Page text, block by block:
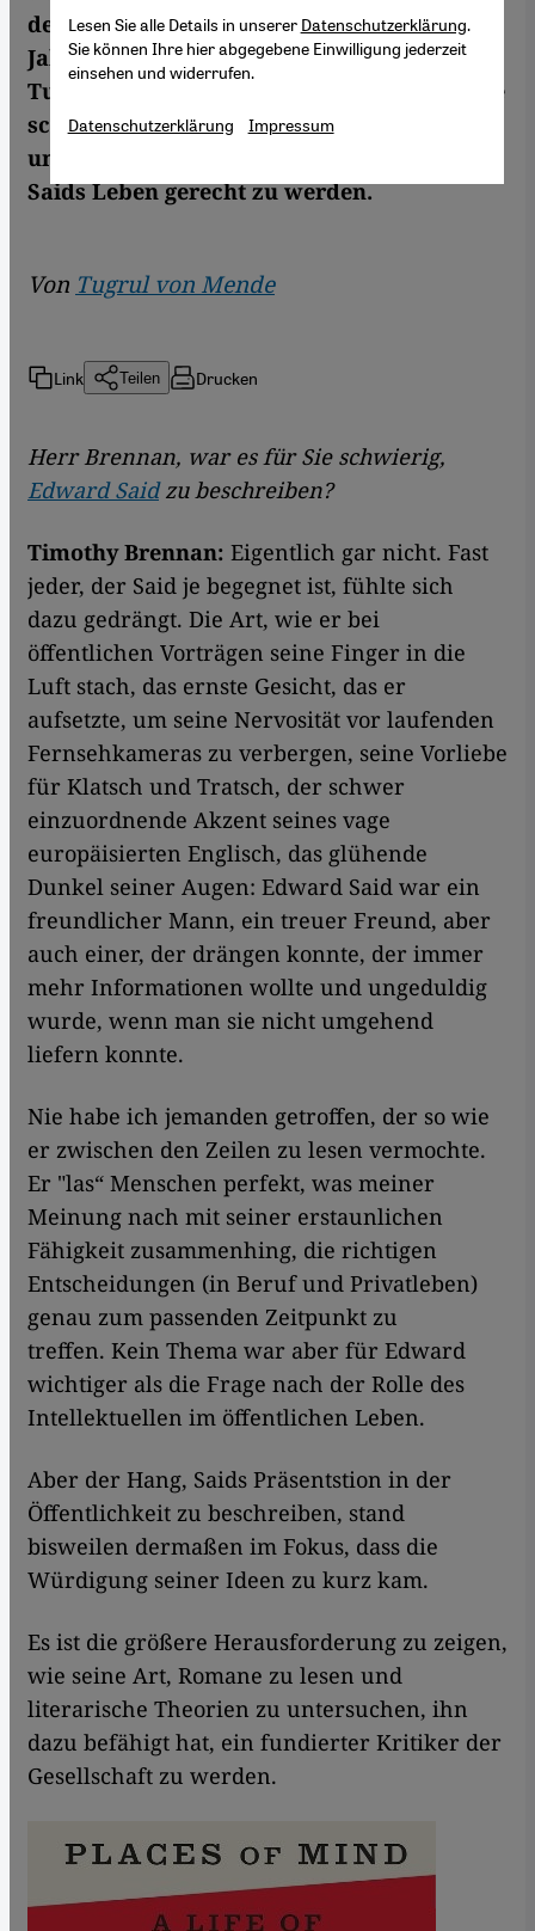
der wichtigsten Intellektuellen des 20.
Jahrhunderts vorgelegt. Im Interview mit
Tugrul von Mende spricht Brennan über die
schwierige Herausforderung, den vielen
unterschiedlichen Aspekten von Edward
Saids Leben gerecht zu werden.
Von Tugrul von Mende
Link Teilen Drucken
Herr Brennan, war es für Sie schwierig,
Edward Saidzu beschreiben?
Timothy Brennan: Eigentlich gar nicht. Fast
jeder, der Said je begegnet ist, fühlte sich
dazu gedrängt. Die Art, wie er bei
öffentlichen Vorträgen seine Finger in die
Luft stach, das ernste Gesicht, das er
aufsetzte, um seine Nervosität vor laufenden
Fernsehkameras zu verbergen, seine Vorliebe
für Klatsch und Tratsch, der schwer
einzuordnende Akzent seines vage
europäisierten Englisch, das glühende
Dunkel seiner Augen: Edward Said war ein
freundlicher Mann, ein treuer Freund, aber
auch einer, der drängen konnte, der immer
mehr Informationen wollte und ungeduldig
wurde, wenn man sie nicht umgehend
liefern konnte.
Nie habe ich jemanden getroffen, der so wie
er zwischen den Zeilen zu lesen vermochte.
Er "las“ Menschen perfekt, was meiner
Meinung nach mit seiner erstaunlichen
Fähigkeit zusammenhing, die richtigen
Entscheidungen (in Beruf und Privatleben)
genau zum passenden Zeitpunkt zu
treffen. Kein Thema war aber für Edward
wichtiger als die Frage nach der Rolle des
Intellektuellen im öffentlichen Leben.
Aber der Hang, Saids Präsentstion in der
Öffentlichkeit zu beschreiben, stand
bisweilen dermaßen im Fokus, dass die
Würdigung seiner Ideen zu kurz kam.
Es ist die größere Herausforderung zu zeigen,
wie seine Art, Romane zu lesen und
literarische Theorien zu untersuchen, ihn
dazu befähigt hat, ein fundierter Kritiker der
Gesellschaft zu werden.
Lesen Sie alle Details in unserer Datenschutzerklärung.
Sie können Ihre hier abgegebene Einwilligung jederzeit
einsehen und widerrufen.
Datenschutzerklärung Impressum